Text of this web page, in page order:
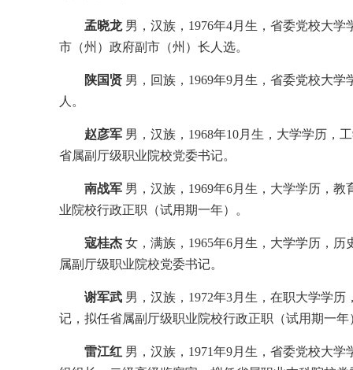
孟晓龙男，汉族，1976年4月生，省委党校大
市（州）政府副市（州）长人选。
陕国贤 男，回族，1969年9月生，省委党校大
人。
赵彦军 男，汉族，1968年10月生，大学学历，
省属副厅级职业院校党委书记。
南战军 男，汉族，1969年6月生，大学学历，
业院校行政正职（试用期一年）。
寇桂杰 女，满族，1965年6月生，大学学历，
属副厅级职业院校党委书记。
谢军武 男，汉族，1972年3月生，在职大学学
记，拟任省属副厅级职业院校行政正职（试用期一年
雷江红 男，汉族，1971年9月生，省委党校大